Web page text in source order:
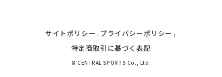
サイトポリシー | プライバシーポリシー |
特定商取引に基づく表記
© CENTRAL SPORTS Co., Ltd.